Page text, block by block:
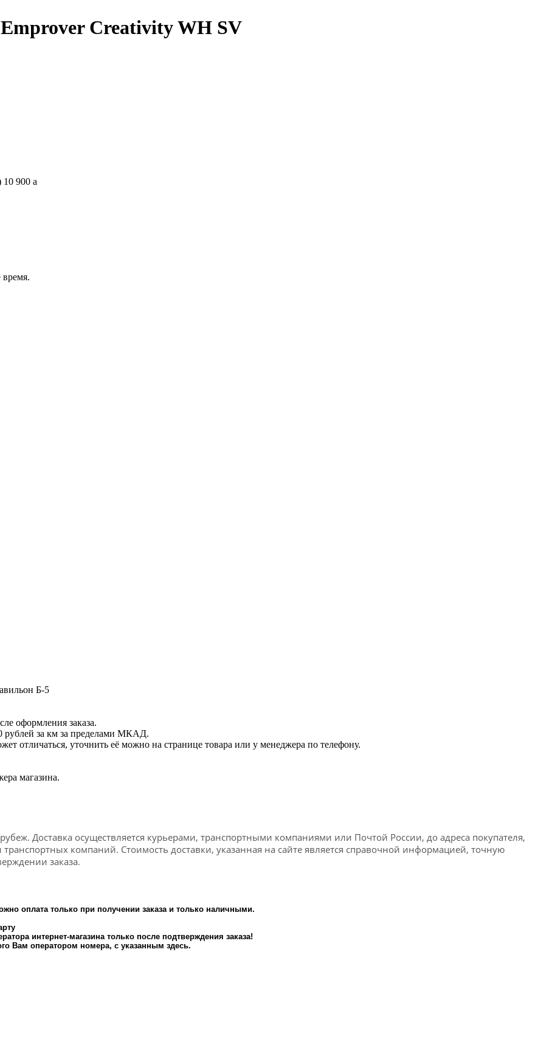
Creativity WH SV
10 900 a
время.
Б-5
оформления заказа.
рублей за км за пределами МКАД.
уточнить её можно на странице товара или у менеджера по телефону.
магазина.
Доставка осуществляется курьерами, транспортными компаниями или Почтой России, до адреса покупателя,
компаний. Стоимость доставки, указанная на сайте является справочной информацией, точную
заказа.
оплата только при получении заказа и только наличными.
интернет-магазина только после подтверждения заказа!
Вам оператором номера, с указанным здесь.